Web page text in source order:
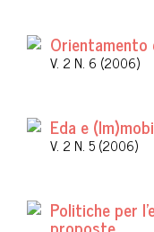
Orientamento
V. 2 N. 6 (2006)
Eda e
V. 2 N. 5 (2006)
Politiche per